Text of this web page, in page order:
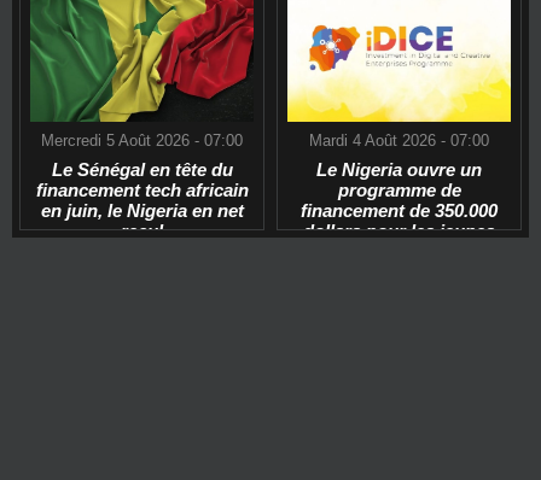
Mercredi 5 Août 2026 - 07:00
Le Sénégal en tête du
financement tech africain
en juin, le Nigeria en net
recul
Mardi 4 Août 2026 - 07:00
Le Nigeria ouvre un
programme de
financement de 350.000
dollars pour les jeunes